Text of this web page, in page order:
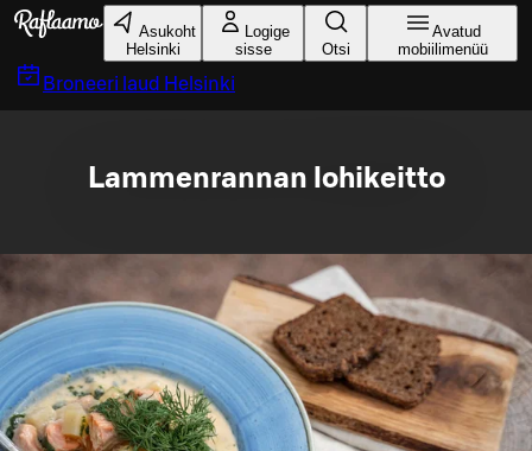
Liigu peamise sisu juurde
Asukoht
Helsinki
Logige
sisse
Otsi
Avatud
mobiilimenüü
Broneeri laud Helsinki
Lammenrannan lohikeitto